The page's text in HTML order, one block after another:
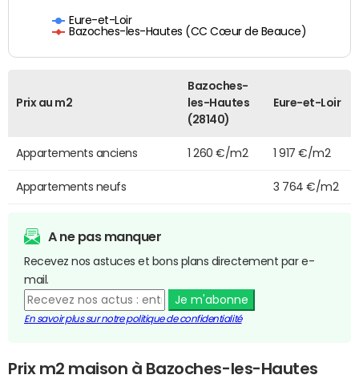
Eure-et-Loir
Bazoches-les-Hautes (CC Cœur de Beauce)
Prix au m2
Bazoches-
les-Hautes
(28140)
Eure-et-Loir
Appartements anciens 1 260 €/m2 1 917 €/m2
Appartements neufs 3 764 €/m2
A ne pas manquer
Recevez nos astuces et bons plans directement par e-
mail.
Je m'abonne
En savoir plus sur notre politique de confidentialité
Prix m2 maison à Bazoches-les-Hautes